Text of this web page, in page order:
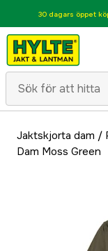
30 dagars öppet
Jaktskjorta dam /
Dam Moss Green